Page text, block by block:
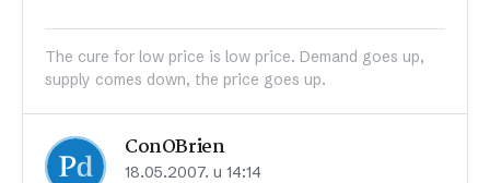
The cure for low price is low price. Demand goes up,
supply comes down, the price goes up.
ConOBrien
18.05.2007. u 14:14